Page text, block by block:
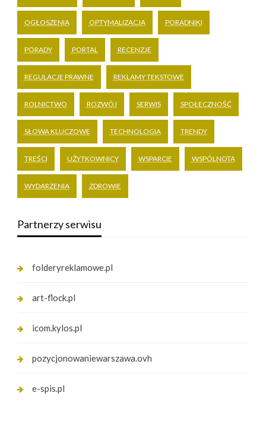
OGŁOSZENIA OPTYMALIZACJA PORADNIKI
PORADY PORTAL RECENZJE
REGULACJE PRAWNE REKLAMY TEKSTOWE
ROLNICTWO ROZWÓJ SERWIS SPOŁECZNOŚĆ
SŁOWA KLUCZOWE TECHNOLOGIA TRENDY
TREŚCI UŻYTKOWNICY WSPARCIE WSPÓLNOTA
WYDARZENIA ZDROWIE
Partnerzy serwisu
folderyreklamowe.pl
art-flock.pl
icom.kylos.pl
pozycjonowaniewarszawa.ovh
e-spis.pl